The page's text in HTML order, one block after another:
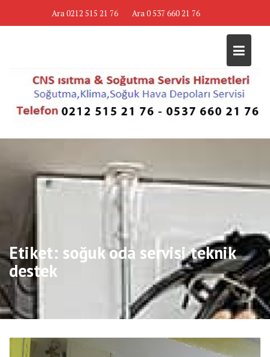
Ara 0212 515 21 76 Ara 0 537 660 21 76
Etiket: soğuk oda servisi teknik
destek